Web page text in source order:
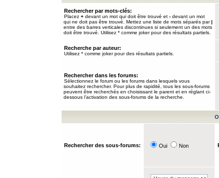
Rechercher par mots-clés:
Placez + devant un mot qui doit être trouvé et - devant un mot
qui ne doit pas être trouvé. Mettez une liste de mots séparés par|
entre des barres verticales discontinues si seulement un des mots
doit être trouvé. Utilisez * comme joker pour des résultats partiels.
Recherche par auteur:
Utilisez * comme joker pour des résultats partiels.
Rechercher dans les forums:
Sélectionnez le forum ou les forums dans lesquels vous
souhaitez rechercher. Pour plus de rapidité, tous les sous-forums
peuvent être recherchés en choisissant le parent et en réglant ci-
dessous l’activation des sous-forums de la recherche.
Rechercher des sous-forums: Oui Non